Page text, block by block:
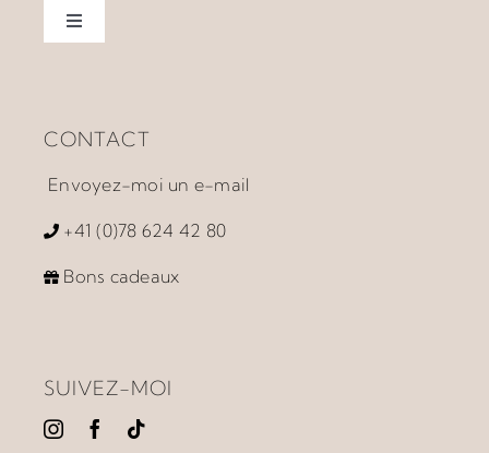
Toggle
À propos
Accompagnement
Vidéos
CONTACT
Envoyez-moi un e-mail
+41 (0)78 624 42 80
Bons cadeaux
SUIVEZ-MOI